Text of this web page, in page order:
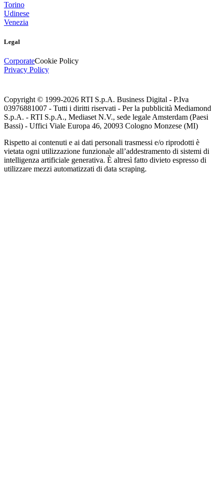
Torino
Udinese
Venezia
Legal
CorporateCookie Policy
Privacy Policy
Copyright © 1999-2026 RTI S.p.A. Business Digital - P.Iva
03976881007 - Tutti i diritti riservati - Per la pubblicità Mediamond
S.p.A. - RTI S.p.A., Mediaset N.V., sede legale Amsterdam (Paesi
Bassi) - Uffici Viale Europa 46, 20093 Cologno Monzese (MI)
Rispetto ai contenuti e ai dati personali trasmessi e/o riprodotti è
vietata ogni utilizzazione funzionale all’addestramento di sistemi di
intelligenza artificiale generativa. È altresì fatto divieto espresso di
utilizzare mezzi automatizzati di data scraping.